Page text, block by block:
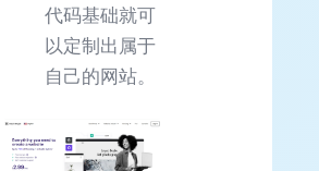
代码基础就可
以定制出属于
自己的网站。